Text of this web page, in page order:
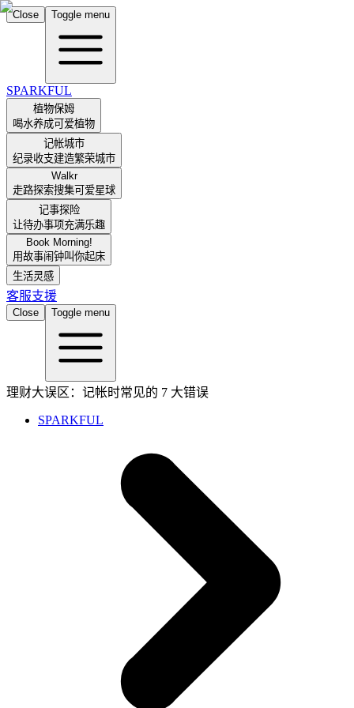
Close Toggle menu
SPARKFUL
植物保姆
喝水养成可爱植物
记帐城市
纪录收支建造繁荣城市
Walkr
走路探索搜集可爱星球
记事探险
让待办事项充满乐趣
Book Morning!
用故事闹钟叫你起床
生活灵感
客服支援
Close Toggle menu
理财大误区：记帐时常见的 7 大错误
SPARKFUL